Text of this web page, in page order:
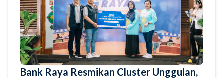
Bank Raya Resmikan Cluster Unggulan,